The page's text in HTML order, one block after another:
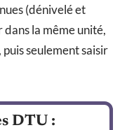
(dénivelé et
la même unité,
seulement saisir
DTU :